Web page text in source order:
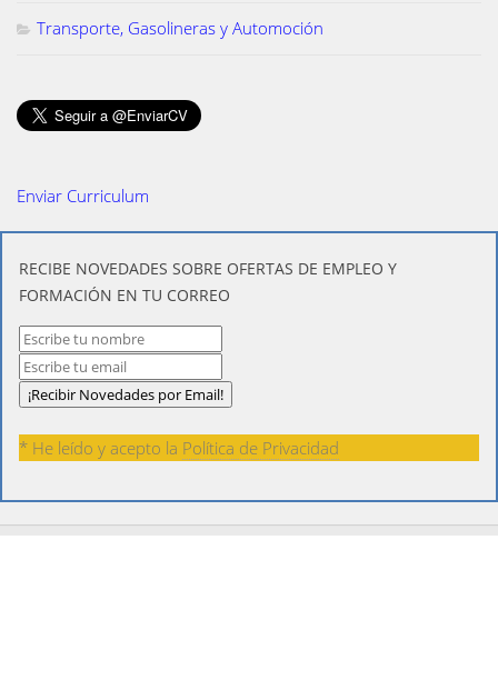
Transporte, Gasolineras y Automoción
Enviar Curriculum
​RECIBE NOVEDADES SOBRE OFERTAS DE EMPLEO Y
FORMACIÓN EN TU CORREO
* He leído y acepto la Política de Privacidad